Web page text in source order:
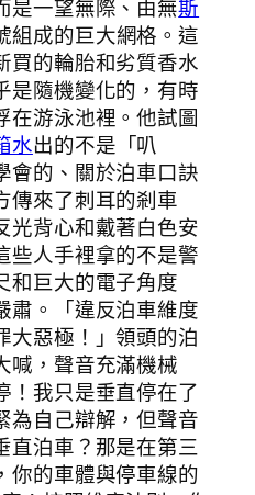
是一望無際、由無斯
組成的巨大網格。這
買的輪胎和劣質香水
是隨機變化的，有時
在游泳池裡。他試圖
水出的不是「叭
會的、關於泊車口訣
傳來了刺耳的剎車
光背心和戴著白色安
些人手裡拿的不是警
和巨大的電子角度
肅。「違反泊車維度
大惡極！」領頭的泊
喊，聲音充滿機械
！我只是垂直停在了
為自己辯解，但聲音
直泊車？那是在第三
你的車體與停車線的